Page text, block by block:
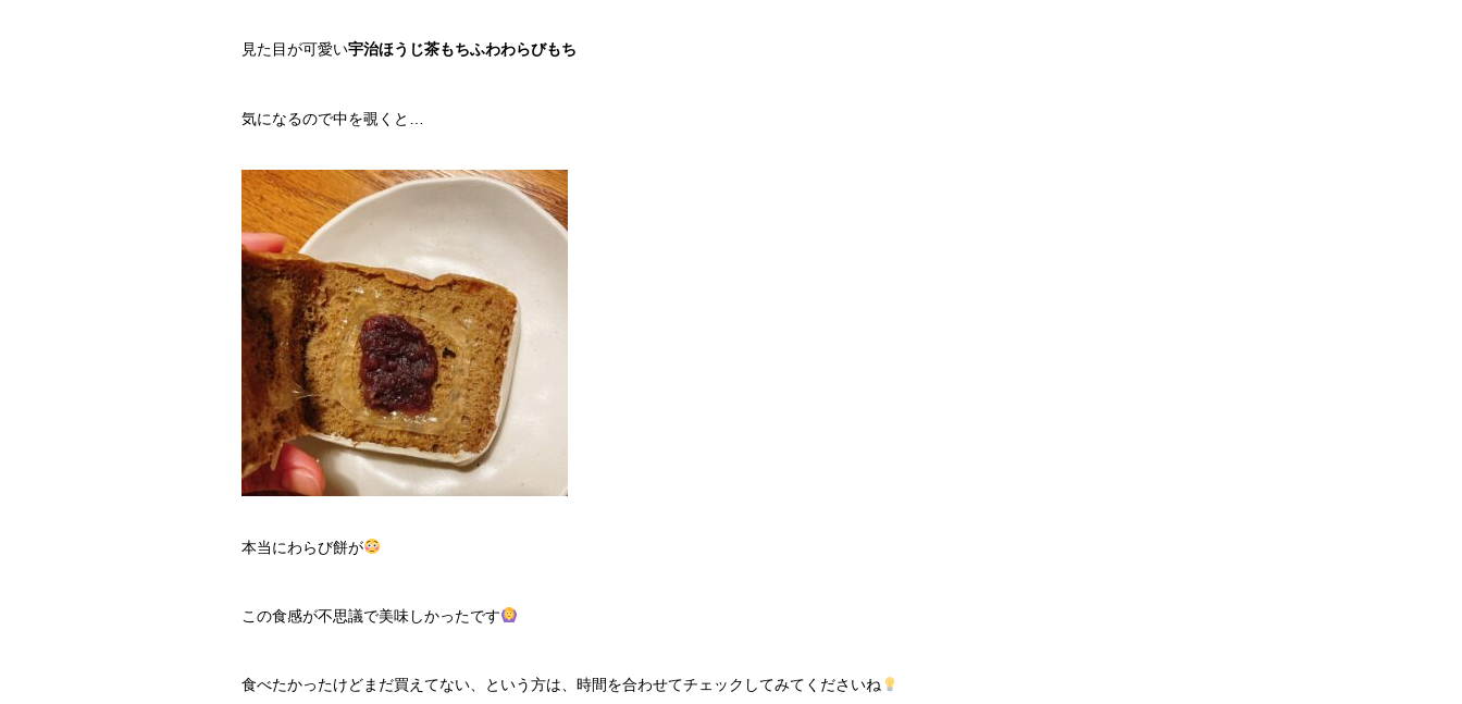
見た目が可愛い宇治ほうじ茶もちふわわらびもち
気になるので中を覗くと…
本当にわらび餅が
この食感が不思議で美味しかったです
食べたかったけどまだ買えてない、という方は、時間を合わせてチェックしてみてくださいね